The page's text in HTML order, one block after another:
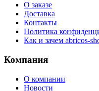
О заказе
Доставка
Контакты
Политика
Как и зачем abricos-
Компания
О компании
Новости